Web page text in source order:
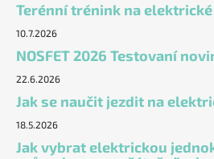
Terénní trénink na
10.7.2026
NOSFET 2026 Testovaní
22.6.2026
Jak se naučit jezdit na
18.5.2026
Jak vybrat elektrickou